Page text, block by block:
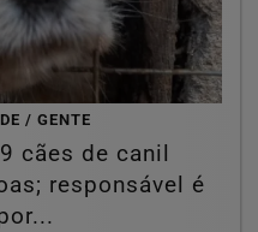
/ GENTE
cães de canil
responsável é